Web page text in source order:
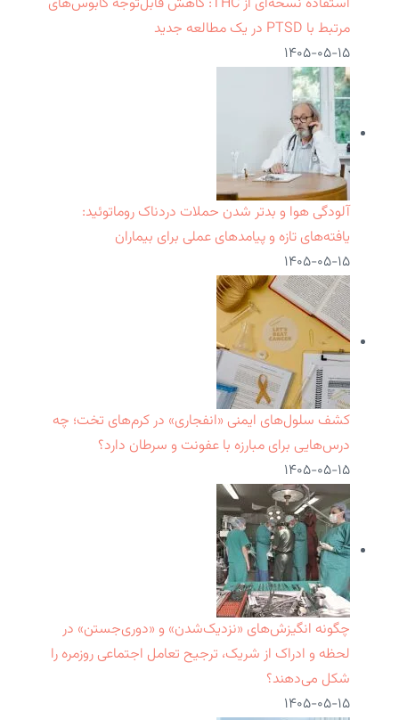
مرتبط با PTSD در یک مطالعه جدید
۱۴۰۵-۰۵-۱۵
آلودگی هوا و بدتر شدن حملات دردناک روماتوئید:
یافته‌های تازه و پیامدهای عملی برای بیماران
۱۴۰۵-۰۵-۱۵
کشف سلول‌های ایمنی «انفجاری» در کرم‌های تخت؛ چه
درس‌هایی برای مبارزه با عفونت و سرطان دارد؟
۱۴۰۵-۰۵-۱۵
چگونه انگیزش‌های «نزدیک‌شدن» و «دوری‌جستن» در
لحظه و ادراک از شریک، ترجیح تعامل اجتماعی روزمره را
شکل می‌دهند؟
۱۴۰۵-۰۵-۱۵